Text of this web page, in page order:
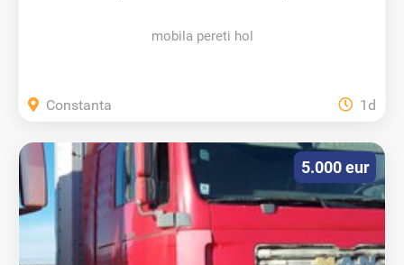
mobila pereti hol
Constanta 1d
5.000 eur